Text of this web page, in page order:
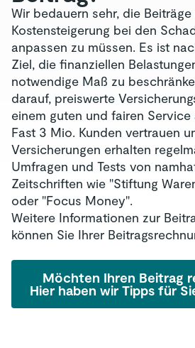
Wir bedauern sehr, die
Kostensteigerung bei den
anpassen zu müssen. Es ist
Ziel, die finanziellen
notwendige Maß zu
darauf, preiswerte
einem guten und fairen Service
Fast 3 Mio. Kunden vertrauen
Versicherungen erhalten
Umfragen und Tests von
Zeitschriften wie "Stiftung
oder "Focus Money".
Weitere Informationen zur
können Sie Ihrer
Möchten Ihren Beitrag
Hier haben wir Tipps für